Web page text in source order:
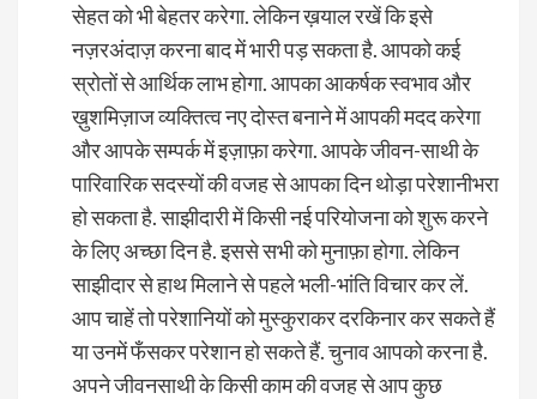
सेहत को भी बेहतर करेगा. लेकिन ख़याल रखें कि इसे
नज़रअंदाज़ करना बाद में भारी पड़ सकता है. आपको कई
स्रोतों से आर्थिक लाभ होगा. आपका आकर्षक स्वभाव और
ख़ुशमिज़ाज व्यक्तित्व नए दोस्त बनाने में आपकी मदद करेगा
और आपके सम्पर्क में इज़ाफ़ा करेगा. आपके जीवन-साथी के
पारिवारिक सदस्यों की वजह से आपका दिन थोड़ा परेशानीभरा
हो सकता है. साझीदारी में किसी नई परियोजना को शुरू करने
के लिए अच्छा दिन है. इससे सभी को मुनाफ़ा होगा. लेकिन
साझीदार से हाथ मिलाने से पहले भली-भांति विचार कर लें.
आप चाहें तो परेशानियों को मुस्कुराकर दरकिनार कर सकते हैं
या उनमें फँसकर परेशान हो सकते हैं. चुनाव आपको करना है.
अपने जीवनसाथी के किसी काम की वजह से आप कुछ